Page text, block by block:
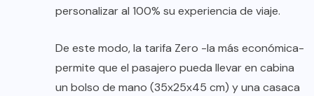
personalizar al 100% su experiencia de viaje.
De este modo, la tarifa Zero -la más económica-
permite que el pasajero pueda llevar en cabina
un bolso de mano (35x25x45 cm) y una casaca